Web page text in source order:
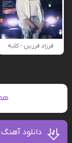
فرزاد فرزین - کلبه
دانلود